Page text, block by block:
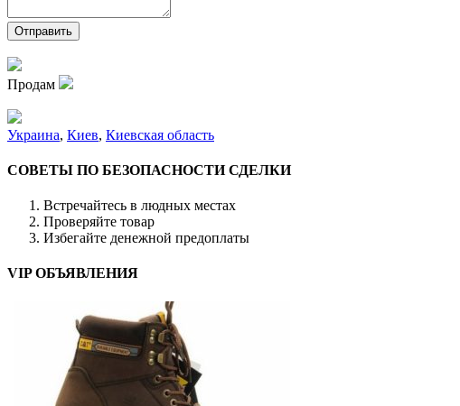
Продам
Украина, Киев, Киевская область
СОВЕТЫ ПО БЕЗОПАСНОСТИ СДЕЛКИ
Встречайтесь в людных местах
Проверяйте товар
Избегайте денежной предоплаты
VIP ОБЪЯВЛЕНИЯ